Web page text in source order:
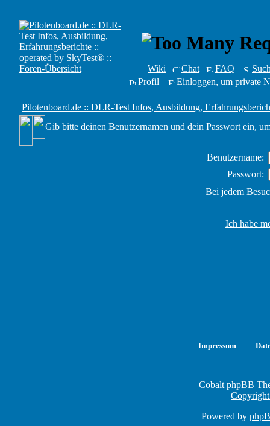
Wiki Chat FAQ
Profil
Einloggen, um private
Pilotenboard.de :: DLR-Test Infos, Ausbildung,
Gib bitte deinen Benutzernamen und dein Passwort ein,
Benutzername:
Passwort:
Bei jedem
Ich habe
Impressum
Cobalt phpBB
Powered by